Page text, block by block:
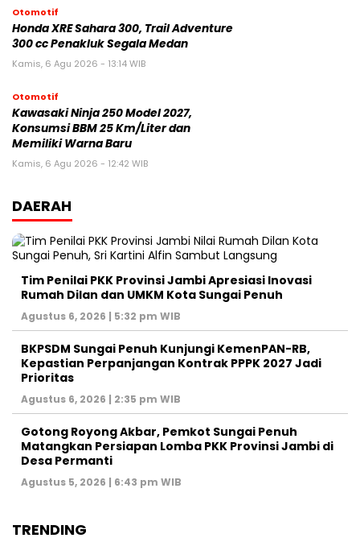
Otomotif
Honda XRE Sahara 300, Trail Adventure
300 cc Penakluk Segala Medan
Kamis, 6 Agu 2026 - 13:14 WIB
Otomotif
Kawasaki Ninja 250 Model 2027,
Konsumsi BBM 25 Km/Liter dan
Memiliki Warna Baru
Kamis, 6 Agu 2026 - 12:42 WIB
DAERAH
Tim Penilai PKK Provinsi Jambi Apresiasi Inovasi
Rumah Dilan dan UMKM Kota Sungai Penuh
Agustus 6, 2026 | 5:32 pm WIB
BKPSDM Sungai Penuh Kunjungi KemenPAN-RB,
Kepastian Perpanjangan Kontrak PPPK 2027 Jadi
Prioritas
Agustus 6, 2026 | 2:35 pm WIB
Gotong Royong Akbar, Pemkot Sungai Penuh
Matangkan Persiapan Lomba PKK Provinsi Jambi di
Desa Permanti
Agustus 5, 2026 | 6:43 pm WIB
TRENDING